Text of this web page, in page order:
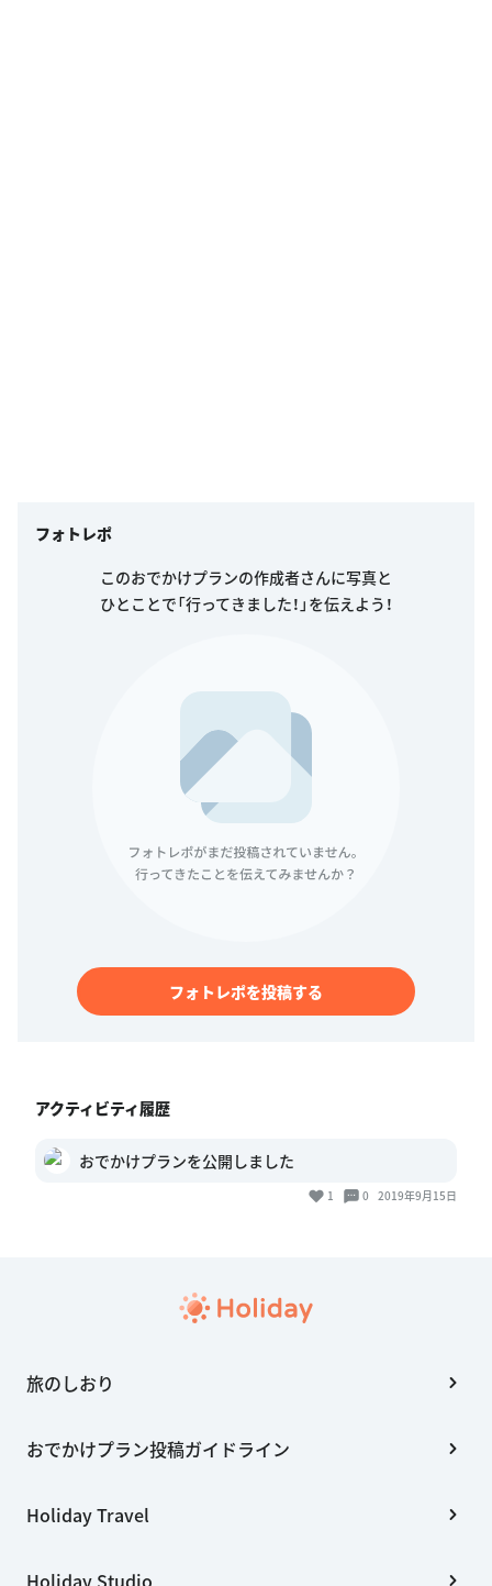
フォトレポ
このおでかけプランの作成者さんに写真と
ひとことで「行ってきました！」を伝えよう！
フォトレポを投稿する
アクティビティ履歴
おでかけプランを公開しました
1 0 2019年9月15日
旅のしおり
おでかけプラン投稿ガイドライン
Holiday Travel
Holiday Studio